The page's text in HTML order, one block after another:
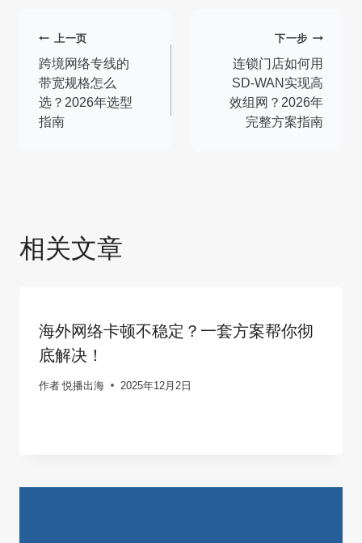
章
导
上一页
跨境网络专线的
带宽规格怎么
选？2026年选型
指南
下一步
连锁门店如何用
SD-WAN实现高
效组网？2026年
完整方案指南
相关文章
海外网络卡顿不稳定？一套方案帮你彻
底解决！
作者 悦播出海 2025年12月2日